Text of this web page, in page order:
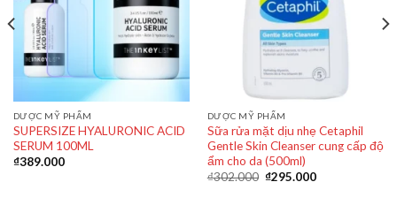
DƯỢC MỸ PHẨM
SUPERSIZE HYALURONIC ACID
SERUM 100ML
₫389.000
DƯỢC MỸ PHẨM
Sữa rửa mặt dịu nhẹ Cetaphil
Gentle Skin Cleanser cung cấp độ
ẩm cho da (500ml)
₫302.000 ₫295.000